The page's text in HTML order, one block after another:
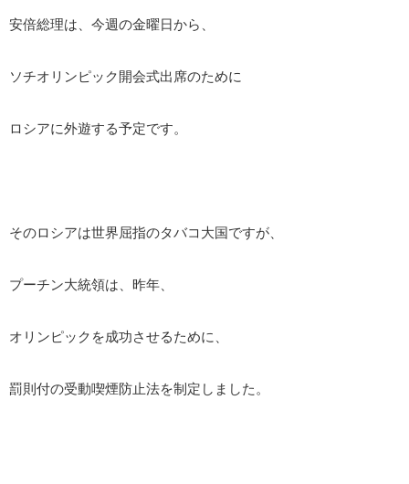
安倍総理は、今週の金曜日から、
ソチオリンピック開会式出席のために
ロシアに外遊する予定です。
そのロシアは世界屈指のタバコ大国ですが、
プーチン大統領は、昨年、
オリンピックを成功させるために、
罰則付の受動喫煙防止法を制定しました。